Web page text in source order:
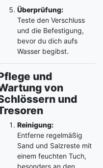
Überprüfung:
Teste den Verschluss
und die Befestigung,
bevor du dich aufs
Wasser begibst.
und
von
und
Reinigung:
Entferne regelmäßig
Sand und Salzreste mit
einem feuchten Tuch,
besonders an den